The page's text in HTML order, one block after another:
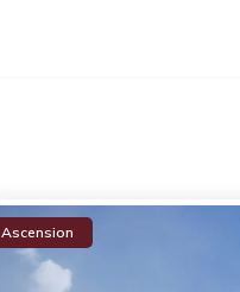
Ascension